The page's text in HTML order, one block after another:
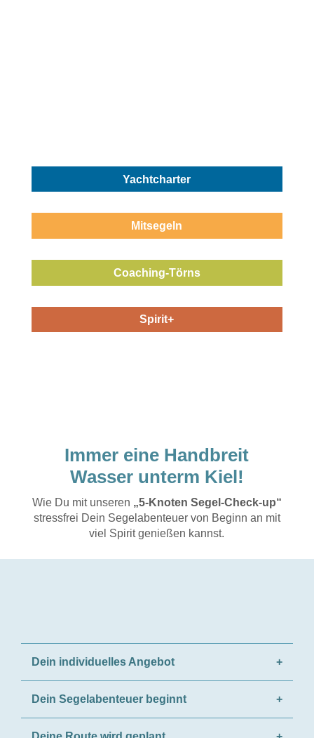
Yachtcharter
Mitsegeln
Coaching-Törns
Spirit+
Immer eine Handbreit
Wasser unterm Kiel!
Wie Du mit unseren „5-Knoten Segel-Check-up“
stressfrei Dein Segelabenteuer von Beginn an mit
viel Spirit genießen kannst.
Dein individuelles Angebot
bei den Kosten an. Deshalb hören wir ganz genau zu,
was Du Dir für Deine Segeltour wünschst.
Dein Segelabenteuer beginnt